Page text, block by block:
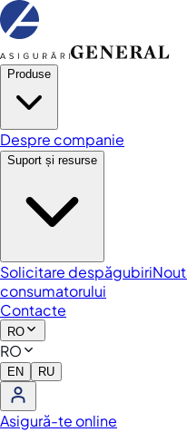
Produse
Despre companie
Suport și resurse
Solicitare despăgubiri
consumatorului
Contacte
RO
RO
EN RU
Asigură-te online